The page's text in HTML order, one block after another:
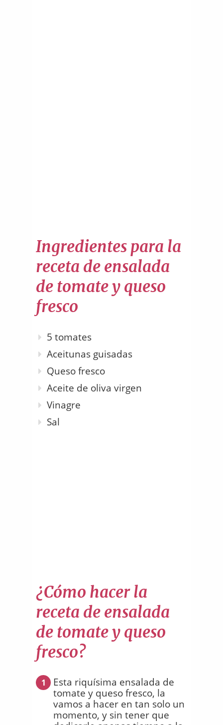
Ingredientes para la
receta de ensalada
de tomate y queso
fresco
5 tomates
Aceitunas guisadas
Queso fresco
Aceite de oliva virgen
Vinagre
Sal
¿Cómo hacer la
receta de ensalada
de tomate y queso
fresco?
1
Esta riquísima ensalada de
tomate y queso fresco, la
vamos a hacer en tan solo un
momento, y sin tener que